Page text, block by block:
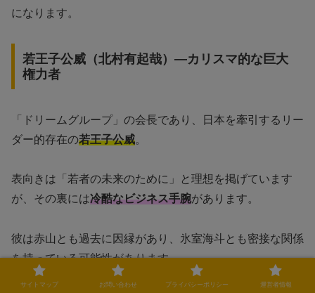
になります。
若王子公威（北村有起哉）—カリスマ的な巨大
権力者
「ドリームグループ」の会長であり、日本を牽引するリー
ダー的存在の若王子公威。
表向きは「若者の未来のために」と理想を掲げています
が、その裏には冷酷なビジネス手腕があります。
彼は赤山とも過去に因縁があり、氷室海斗とも密接な関係
を持っている可能性があります。
サイトマップ お問い合わせ プライバシーポリシー 運営者情報